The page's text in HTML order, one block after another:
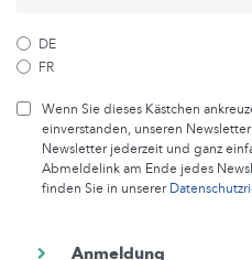
DE
FR
Wenn Sie dieses Kästchen
einverstanden, unseren
Newsletter jederzeit und ganz
Abmeldelink am Ende jedes
finden Sie in unserer